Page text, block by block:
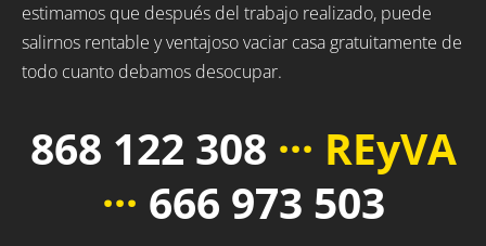
estimamos que después del trabajo realizado, puede
salirnos rentable y ventajoso vaciar casa gratuitamente de
todo cuanto debamos desocupar.
868 122 308 ··· REyVA
··· 666 973 503